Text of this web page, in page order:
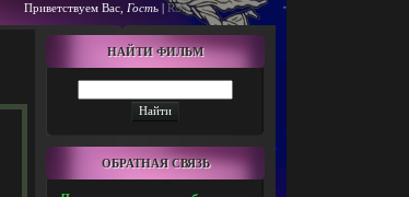
Приветствуем Вас Гость | RSS
НАЙТИ ФИЛЬМ
ОБРАТНАЯ СВЯЗЬ